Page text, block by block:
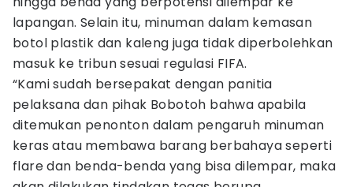
lapangan. Selain itu, minuman dalam kemasan
botol plastik dan kaleng juga tidak diperbolehkan
masuk ke tribun sesuai regulasi FIFA.
“Kami sudah bersepakat dengan panitia
pelaksana dan pihak Bobotoh bahwa apabila
ditemukan penonton dalam pengaruh minuman
keras atau membawa barang berbahaya seperti
flare dan benda-benda yang bisa dilempar, maka